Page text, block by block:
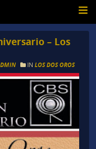
– Los
IN LOS DOS OROS